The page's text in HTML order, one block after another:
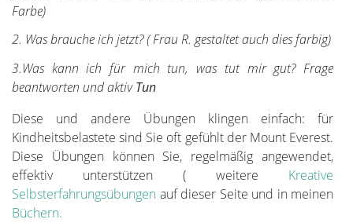
Farbe)
2. Was brauche ich jetzt? ( Frau R. gestaltet auch dies farbig)
3.Was kann ich für mich tun, was tut mir gut? Frage
beantworten und aktivTun
Diese und andere Übungen klingen einfach: für
Kindheitsbelastete sind Sie oft gefühlt der Mount Everest.
Diese Übungen können Sie, regelmäßig angewendet,
effektiv unterstützen ( weitere Kreative
Selbsterfahrungsübungen auf dieser Seite und in meinen
Büchern.